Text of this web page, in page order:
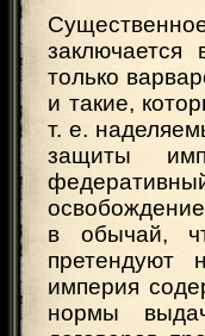
только
и такие,
т. е.
защиты
в обычай,
претендуют
империя
нормы